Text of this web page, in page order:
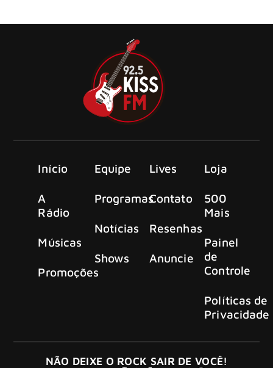
Início
A
Rádio
Músicas
Promoções
Equipe
Programas
Notícias
Shows
Lives
Contato
Resenhas
Anuncie
Loja
500
Mais
Painel
de
Controle
Políticas de
Privacidade
NÃO DEIXE O ROCK SAIR DE VOCÊ!